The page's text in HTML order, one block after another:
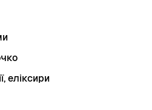
еліксири